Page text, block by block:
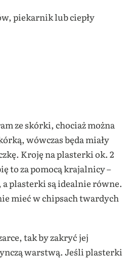
piekarnik lub ciepły
ze skórki, chociaż można
wówczas będa miały
Kroję na plasterki ok. 2
to za pomocą krajalnicy –
a plasterki są idealnie równe.
mieć w chipsach twardych
tak by zakryć jej
warstwą. Jeśli plasterki